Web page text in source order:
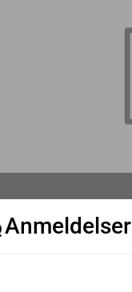
Anmeldelser